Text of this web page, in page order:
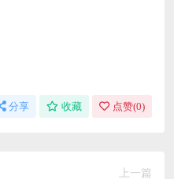
分享 收藏 点赞(0)
上一篇